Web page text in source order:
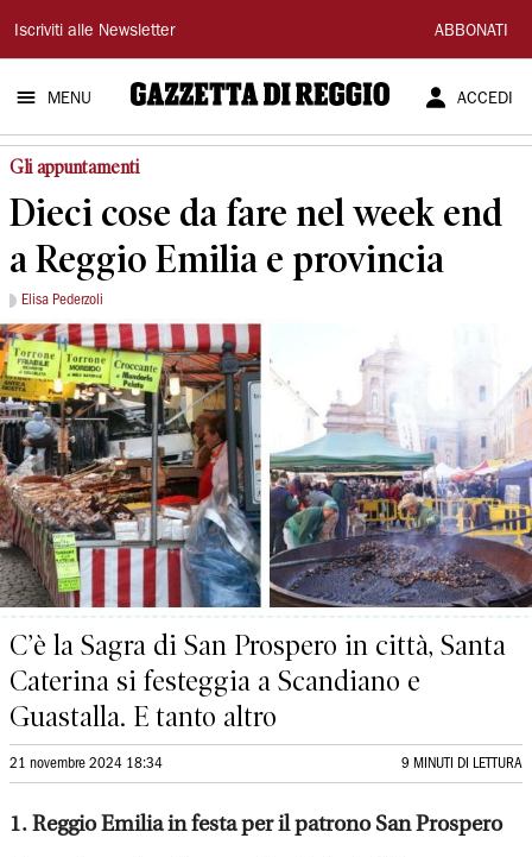
Gazzetta
di
Reggio
Iscriviti alle Newsletter ABBONATI
MENU ACCEDI
Gli appuntamenti
Dieci cose da fare nel week end
a Reggio Emilia e provincia
Elisa Pederzoli
C’è la Sagra di San Prospero in città, Santa
Caterina si festeggia a Scandiano e
Guastalla. E tanto altro
21 novembre 2024 18:34 9 MINUTI DI LETTURA
1. Reggio Emilia in festa per il patrono San Prospero